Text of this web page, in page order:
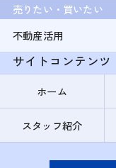
売りたい・買いたい
不動産活用
サイトコンテンツ
ホーム
スタッフ紹介